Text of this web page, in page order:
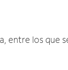
entre los